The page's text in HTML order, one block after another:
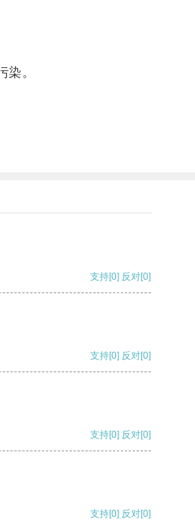
。
支持[0] 反对[0]
支持[0] 反对[0]
支持[0] 反对[0]
支持[0] 反对[0]